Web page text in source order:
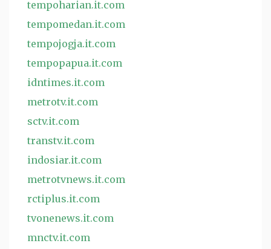
tempoharian.it.com
tempomedan.it.com
tempojogja.it.com
tempopapua.it.com
idntimes.it.com
metrotv.it.com
sctv.it.com
transtv.it.com
indosiar.it.com
metrotvnews.it.com
rctiplus.it.com
tvonenews.it.com
mnctv.it.com